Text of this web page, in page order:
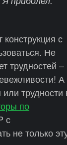
конструкция с
Не
трудностей –
А
трудности
по
с
не только